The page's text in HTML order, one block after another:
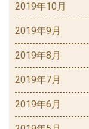
2019年10月
2019年9月
2019年8月
2019年7月
2019年6月